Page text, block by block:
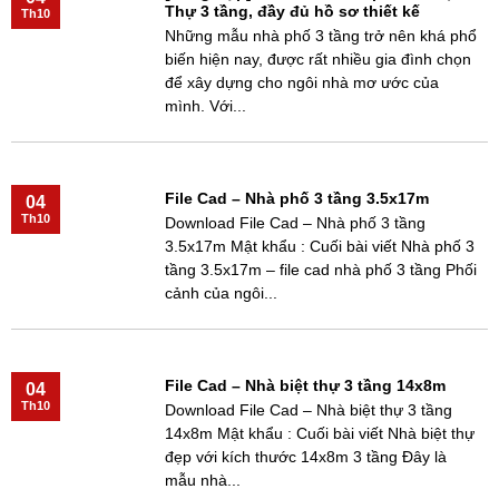
Thự 3 tầng, đầy đủ hồ sơ thiết kế
Những mẫu nhà phố 3 tầng trở nên khá phổ
biến hiện nay, được rất nhiều gia đình chọn
để xây dựng cho ngôi nhà mơ ước của
mình. Với...
Th10
File Cad – Nhà phố 3 tầng 3.5x17m
Download File Cad – Nhà phố 3 tầng
3.5x17m Mật khẩu : Cuối bài viết Nhà phố 3
tầng 3.5x17m – file cad nhà phố 3 tầng Phối
cảnh của ngôi...
04
Th10
File Cad – Nhà biệt thự 3 tầng 14x8m
Download File Cad – Nhà biệt thự 3 tầng
14x8m Mật khẩu : Cuối bài viết Nhà biệt thự
đẹp với kích thước 14x8m 3 tầng Đây là
mẫu nhà...
04
Th10